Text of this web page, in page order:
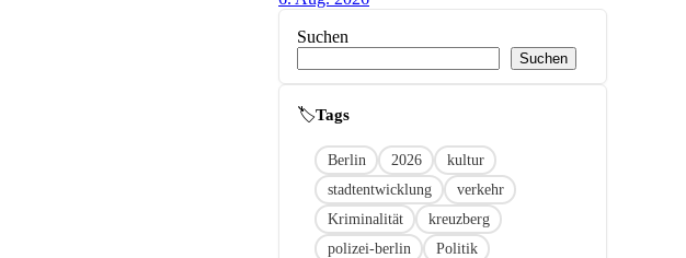
Suchen
Suchen
🏷
Berlin 2026Linkkultur
stadtentwicklung
verkehr
Kriminalität
kreuzberg
polizei-berlin
Politik